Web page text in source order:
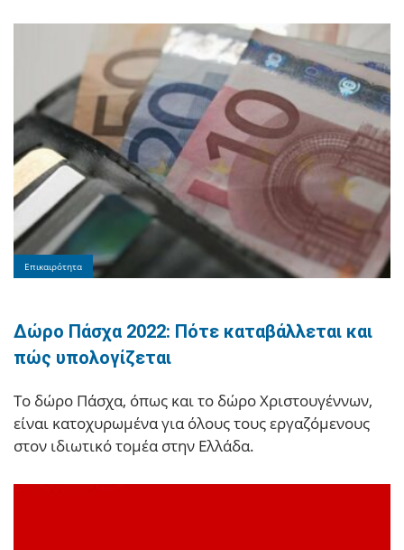
Επικαιρότητα
Δώρο Πάσχα 2022: Πότε καταβάλλεται και
πώς υπολογίζεται
Τo δώρο Πάσχα, όπως και το δώρο Χριστουγέννων,
είναι κατοχυρωμένα για όλους τους εργαζόμενους
στον ιδιωτικό τομέα στην Ελλάδα.